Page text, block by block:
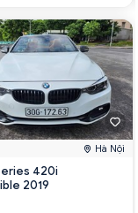
Hà Nội
420i
2019